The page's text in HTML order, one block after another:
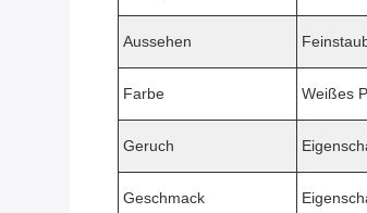
Aussehen
Farbe Weißes
Geruch
Geschmack